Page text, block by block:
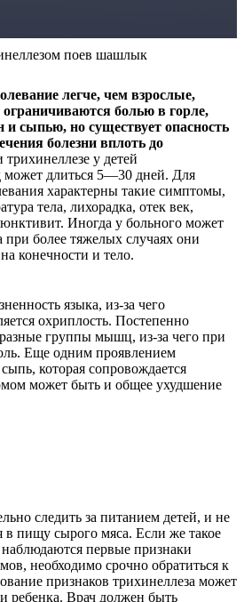
поев шашлык
легче, чем взрослые,
болью в горле,
сыпью, но существует опасность
болезни вплоть до
у детей
длиться 5—30 дней. Для
характерны такие симптомы,
тела, лихорадка, отек век,
Иногда у больного может
при более тяжелых случаях они
конечности и тело.
языка, из-за чего
охриплость. Постепенно
группы мышц, из-за чего при
Еще одним проявлением
которая сопровождается
может быть и общее ухудшение
следить за питанием детей, и не
в пищу сырого мяса. Если же такое
первые признаки
необходимо срочно обратиться к
признаков трихинеллеза может
ребенка. Врач должен быть